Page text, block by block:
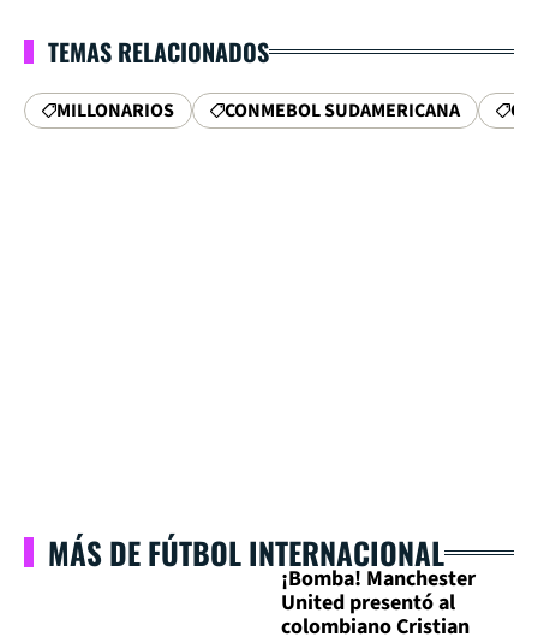
TEMAS RELACIONADOS
MILLONARIOS CONMEBOL SUDAMERICANA
MÁS DE FÚTBOL INTERNACIONAL
¡Bomba! Manchester
United presentó al
colombiano Cristian